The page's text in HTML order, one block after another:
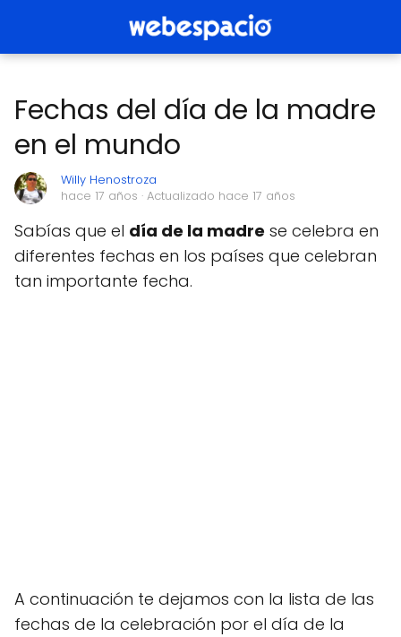
Fechas del día de la madre
en el mundo
Willy Henostroza
hace 17 años · Actualizado hace 17 años
Sabías que el día de la madre se celebra en
diferentes fechas en los países que celebran
tan importante fecha.
A continuación te dejamos con la lista de las
fechas de la celebración por el día de la